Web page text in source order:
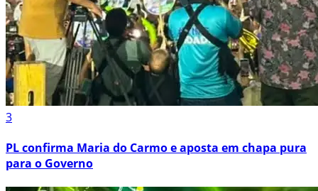
3
PL confirma Maria do Carmo e aposta em chapa pura
para o Governo